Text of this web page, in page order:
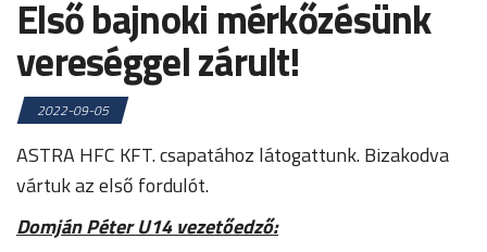
Első bajnoki mérkőzésünk
vereséggel zárult!
2022-09-05
ASTRA HFC KFT. csapatához látogattunk. Bizakodva
vártuk az első fordulót.
Domján Péter U14 vezetőedző: